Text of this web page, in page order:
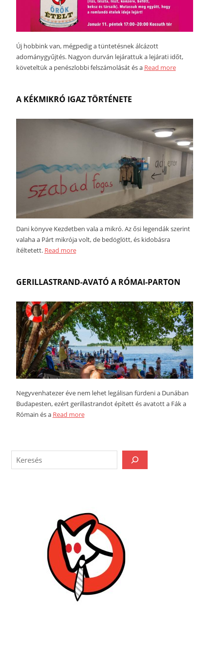
Új hobbink van, mégpedig a tüntetésnek álcázott
adománygyűjtés. Nagyon durván lejárattuk a lejárati időt,
követeltük a penészlobbi felszámolását és a Read more
A KÉKMIKRÓ IGAZ TÖRTÉNETE
Dani könyve Kezdetben vala a mikró. Az ősi legendák szerint
valaha a Párt mikrója volt, de bedöglött, és kidobásra
ítéltetett. Read more
GERILLASTRAND-AVATÓ A RÓMAI-PARTON
Negyvenhatezer éve nem lehet legálisan fürdeni a Dunában
Budapesten, ezért gerillastrandot épített és avatott a Fák a
Rómain és a Read more